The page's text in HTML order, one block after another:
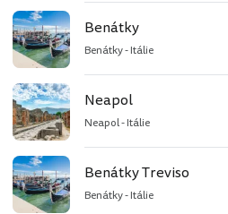
Benátky
Benátky - Itálie
Neapol
Neapol - Itálie
Benátky Treviso
Benátky - Itálie